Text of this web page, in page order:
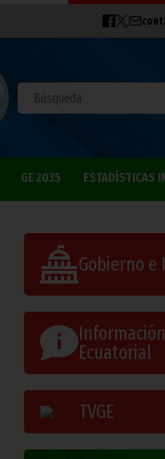
GE 2035 ESTADÍSTICAS
Gobierno
Ecuatorial
TVGE